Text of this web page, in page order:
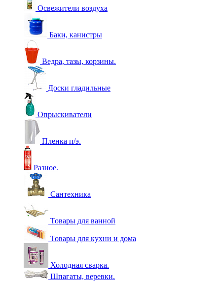
Освежители воздуха
Баки, канистры
Ведра, тазы, корзины.
Доски гладильные
Опрыскиватели
Пленка п/э.
Разное.
Сантехника
Товары для ванной
Товары для кухни и дома
Холодная сварка.
Шпагаты, веревки.